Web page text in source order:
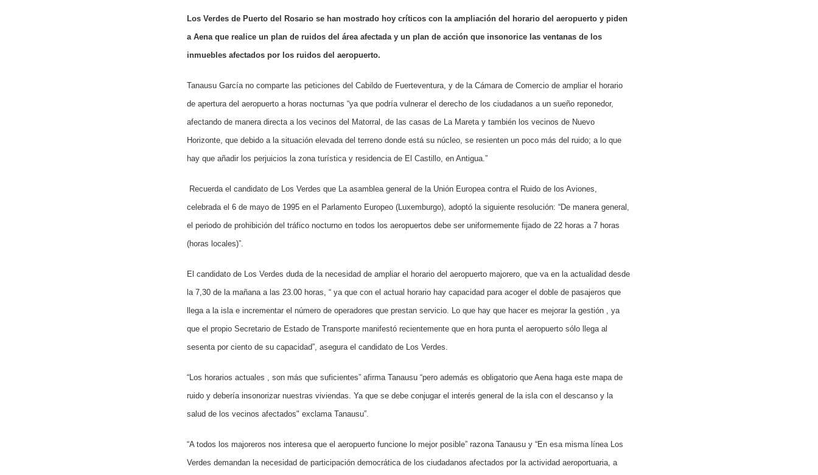
Los Verdes de Puerto del Rosario se han mostrado hoy críticos con la ampliación del horario del aeropuerto y piden
a Aena que realice un plan de ruidos del área afectada y un plan de acción que insonorice las ventanas de los
inmuebles afectados por los ruidos del aeropuerto.
Tanausu García no comparte las peticiones del Cabildo de Fuerteventura, y de la Cámara de Comercio de ampliar el horario
de apertura del aeropuerto a horas nocturnas “ya que podría vulnerar el derecho de los ciudadanos a un sueño reponedor,
afectando de manera directa a los vecinos del Matorral, de las casas de La Mareta y también los vecinos de Nuevo
Horizonte, que debido a la situación elevada del terreno donde está su núcleo, se resienten un poco más del ruido; a lo que
hay que añadir los perjuicios la zona turística y residencia de El Castillo, en Antigua.”
Recuerda el candidato de Los Verdes que La asamblea general de la Unión Europea contra el Ruido de los Aviones,
celebrada el 6 de mayo de 1995 en el Parlamento Europeo (Luxemburgo), adoptó la siguiente resolución: “De manera general,
el periodo de prohibición del tráfico nocturno en todos los aeropuertos debe ser uniformemente fijado de 22 horas a 7 horas
(horas locales)”.
El candidato de Los Verdes duda de la necesidad de ampliar el horario del aeropuerto majorero, que va en la actualidad desde
la 7,30 de la mañana a las 23.00 horas, “ ya que con el actual horario hay capacidad para acoger el doble de pasajeros que
llega a la isla e incrementar el número de operadores que prestan servicio. Lo que hay que hacer es mejorar la gestión , ya
que el propio Secretario de Estado de Transporte manifestó recientemente que en hora punta el aeropuerto sólo llega al
sesenta por ciento de su capacidad”, asegura el candidato de Los Verdes.
“Los horarios actuales , son más que suficientes” afirma Tanausu “pero además es obligatorio que Aena haga este mapa de
ruido y debería insonorizar nuestras viviendas. Ya que se debe conjugar el interés general de la isla con el descanso y la
salud de los vecinos afectados" exclama Tanausu”.
“A todos los majoreros nos interesa que el aeropuerto funcione lo mejor posible” razona Tanausu y “En esa misma línea Los
Verdes demandan la necesidad de participación democrática de los ciudadanos afectados por la actividad aeroportuaria, a